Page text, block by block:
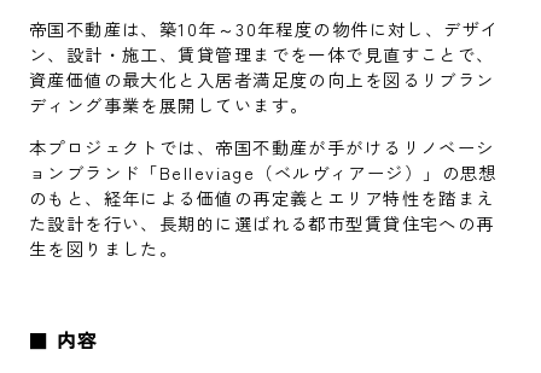
帝国不動産は、築10年～30年程度の物件に対し、デザイ
ン、設計・施工、賃貸管理までを一体で見直すことで、
資産価値の最大化と入居者満足度の向上を図るリブラン
ディング事業を展開しています。
本プロジェクトでは、帝国不動産が手がけるリノベーシ
ョンブランド「Belleviage（ベルヴィアージ）」の思想
のもと、経年による価値の再定義とエリア特性を踏まえ
た設計を行い、長期的に選ばれる都市型賃貸住宅への再
生を図りました。
■ 内容